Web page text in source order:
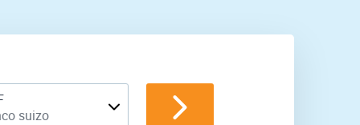
suizo